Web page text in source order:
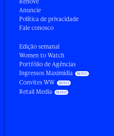
Anuncie
Política de privacidade
Fale conosco
Edição semanal
Women to Watch
Portfólio de Agências
Ingressos Maximídia
Convites WW
Retail Media